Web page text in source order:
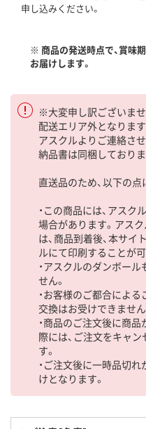
申し込みください。
※ 商品の発送時点で、賞味
お届けします。
※大変申し訳ございま
配送エリア外となります
アスクルよりご連絡さ
納品書は同梱しておりま
直送品のため、以下の点
・この商品には、アス
場合があります。アス
は、商品到着後、本サ
ルにて印刷することが可
・アスクルのダンボー
せん。
・お客様のご都合による
交換はお受けできません
・商品のご注文後に商
際には、ご注文をキャ
す。
・ご注文後に一時品切
けとなります。